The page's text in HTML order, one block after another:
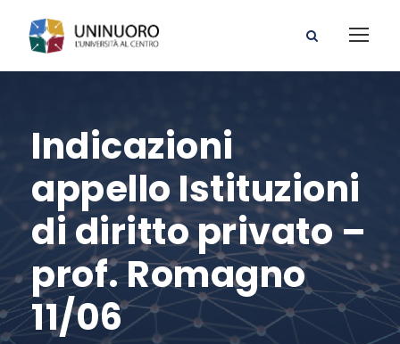
Indicazioni
appello Istituzioni
di diritto privato –
prof. Romagno
11/06